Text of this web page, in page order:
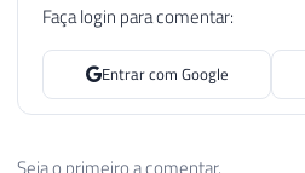
Faça login para comentar:
Entrar com Google
Seja o primeiro a comentar.